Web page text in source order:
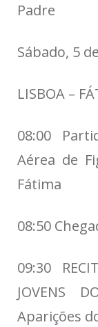
Padre
Sábado, 5
LISBOA –
08:00
Aérea de
Fátima
08:50
09:30
JOVENS
Aparições